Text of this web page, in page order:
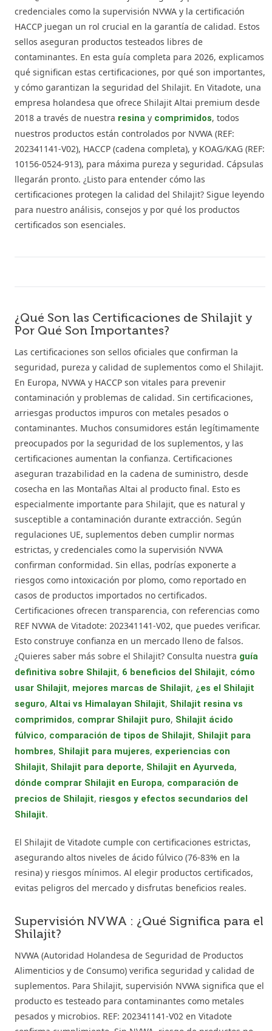
credenciales como la supervisión NVWA y la certificación
HACCP juegan un rol crucial en la garantía de calidad. Estos
sellos aseguran productos testeados libres de
contaminantes. En esta guía completa para 2026, explicamos
qué significan estas certificaciones, por qué son importantes,
y cómo garantizan la seguridad del Shilajit. En Vitadote, una
empresa holandesa que ofrece Shilajit Altai premium desde
2018 a través de nuestra resina y comprimidos, todos
nuestros productos están controlados por NVWA (REF:
202341141-V02), HACCP (cadena completa), y KOAG/KAG (REF:
10156-0524-913), para máxima pureza y seguridad. Cápsulas
llegarán pronto. ¿Listo para entender cómo las
certificaciones protegen la calidad del Shilajit? Sigue leyendo
para nuestro análisis, consejos y por qué los productos
certificados son esenciales.
¿Qué Son las Certificaciones de Shilajit y
Por Qué Son Importantes?
Las certificaciones son sellos oficiales que confirman la
seguridad, pureza y calidad de suplementos como el Shilajit.
En Europa, NVWA y HACCP son vitales para prevenir
contaminación y problemas de calidad. Sin certificaciones,
arriesgas productos impuros con metales pesados o
contaminantes. Muchos consumidores están legítimamente
preocupados por la seguridad de los suplementos, y las
certificaciones aumentan la confianza. Certificaciones
aseguran trazabilidad en la cadena de suministro, desde
cosecha en las Montañas Altai al producto final. Esto es
especialmente importante para Shilajit, que es natural y
susceptible a contaminación durante extracción. Según
regulaciones UE, suplementos deben cumplir normas
estrictas, y credenciales como la supervisión NVWA
confirman conformidad. Sin ellas, podrías exponerte a
riesgos como intoxicación por plomo, como reportado en
casos de productos importados no certificados.
Certificaciones ofrecen transparencia, con referencias como
REF NVWA de Vitadote: 202341141-V02, que puedes verificar.
Esto construye confianza en un mercado lleno de falsos.
¿Quieres saber más sobre el Shilajit? Consulta nuestra guía
definitiva sobre Shilajit, 6 beneficios del Shilajit, cómo
usar Shilajit, mejores marcas de Shilajit, ¿es el Shilajit
seguro, Altai vs Himalayan Shilajit, Shilajit resina vs
comprimidos, comprar Shilajit puro, Shilajit ácido
fúlvico, comparación de tipos de Shilajit, Shilajit para
hombres, Shilajit para mujeres, experiencias con
Shilajit, Shilajit para deporte, Shilajit en Ayurveda,
dónde comprar Shilajit en Europa, comparación de
precios de Shilajit, riesgos y efectos secundarios del
Shilajit.
El Shilajit de Vitadote cumple con certificaciones estrictas,
asegurando altos niveles de ácido fúlvico (76-83% en la
resina) y riesgos mínimos. Al elegir productos certificados,
evitas peligros del mercado y disfrutas beneficios reales.
Supervisión NVWA : ¿Qué Significa para el
Shilajit?
NVWA (Autoridad Holandesa de Seguridad de Productos
Alimenticios y de Consumo) verifica seguridad y calidad de
suplementos. Para Shilajit, supervisión NVWA significa que el
producto es testeado para contaminantes como metales
pesados y microbios. REF: 202341141-V02 en Vitadote